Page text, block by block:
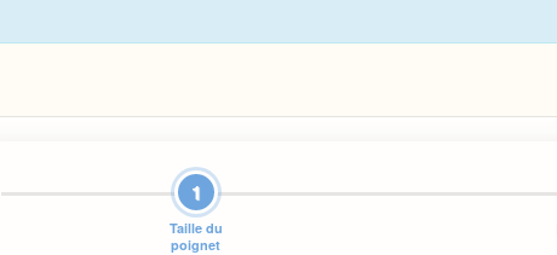
1
Taille du
poignet